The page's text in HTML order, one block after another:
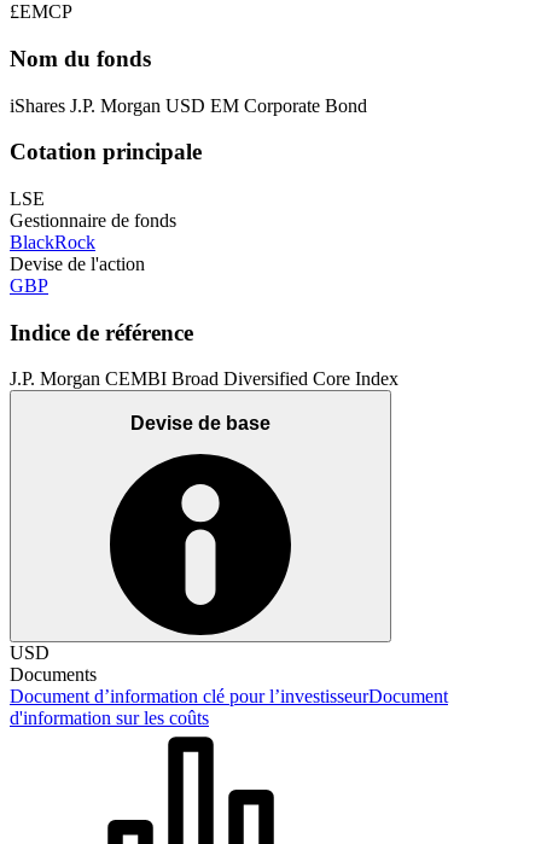
£EMCP
Nom du fonds
iShares J.P. Morgan USD EM Corporate Bond
Cotation principale
LSE
Gestionnaire de fonds
BlackRock
Devise de l'action
GBP
Indice de référence
J.P. Morgan CEMBI Broad Diversified Core Index
Devise de base
USD
Documents
Document d’information clé pour l’investisseurDocument
d'information sur les coûts